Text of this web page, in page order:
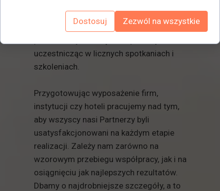
profesjonalnych oraz solidnych relacji na
płaszczyźnie biznesowej , dlatego stale
uczestnicząc w licznych spotkaniach i
szkoleniach.
Przygotowując wyposażenie firm,
instytucji czy hoteli pracujemy nad tym,
aby wszyscy nasi Partnerzy byli
usatysfakcjonowani na każdym etapie
realizacji. Zależy nam zarówno na
wzorowym przebiegu współpracy, jak i na
osiągnięciu jak najlepszych rezultatów.
Dbamy o najdrobniejsze szczegóły, a to
Dostosuj Zezwól na wszystkie